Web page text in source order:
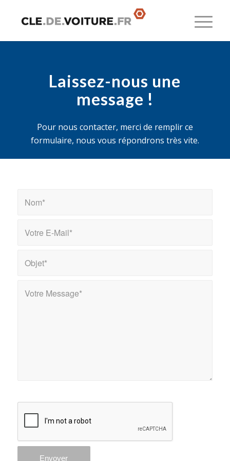
Laissez-nous une
message !
Pour nous contacter, merci de remplir ce
formulaire, nous vous répondrons très vite.